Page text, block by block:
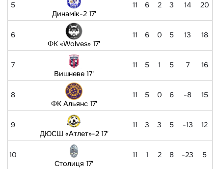
5
Динамік-2 17'
11 6 2 3 14 20
6
ФК «Wolves» 17'
11 6 0 5 13 18
7
Вишневе 17'
11 5 1 5 7 16
8
ФК Альянс 17'
11 5 0 6 -8 15
9
ДЮСШ «Атлет»-2 17'
11 3 3 5 -13 12
10
Столиця 17'
11 1 2 8 -23 5